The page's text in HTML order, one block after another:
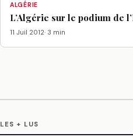
ALGÉRIE
L’Algérie sur le podium de
11 Juil 2012· 3 min
LES + LUS